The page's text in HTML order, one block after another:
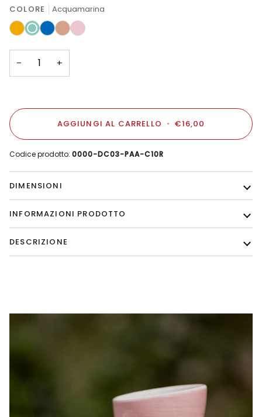
COLORE Acquamarina
AmbraAcquamarina
Azzurro
Sabbia
Rosa
− +
AGGIUNGI AL CARRELLO • €16,00
Codice prodotto: 0000-DC03-PAA-C10R
DIMENSIONI
INFORMAZIONI PRODOTTO
DESCRIZIONE